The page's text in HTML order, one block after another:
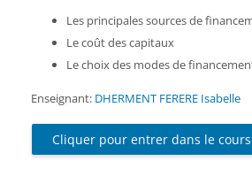
Les principales sources de
Le coût des capitaux
Le choix des modes de
Enseignant: DHERMENT FERERE Isabelle
Cliquer pour entrer dans le cours